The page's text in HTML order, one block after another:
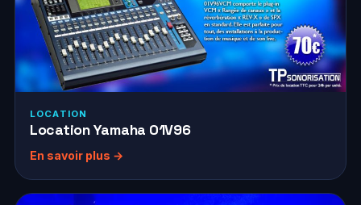
LOCATION
Location Yamaha 01V96
En savoir plus →